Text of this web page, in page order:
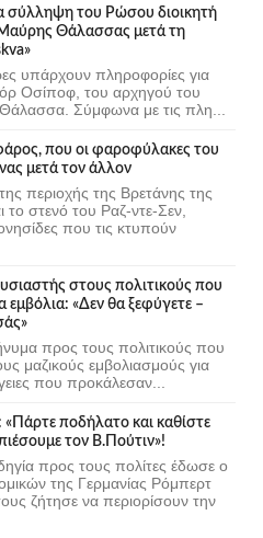
σύλληψη του Ρώσου διοικητή
Θάλασσας μετά τη
υπάρχουν πληροφορίες για
Οσίποφ, του αρχηγού του
Σύμφωνα με τις πλη...
που οι φαροφύλακες του
μετά τον άλλον
περιοχής της Βρετάνης της
το στενό του Ραζ-ντε-Σεν,
που τις κτυπούν
στους πολιτικούς που
εμβόλια: «Δεν θα ξεφύγετε –
προς τους πολιτικούς που
μαζικούς εμβολιασμούς για
που προκάλεσαν...
ποδήλατο και καθίστε
τον Β.Πούτιν»!
προς τους πολίτες έδωσε ο
της Γερμανίας Ρόμπερτ
ζήτησε να περιορίσουν την